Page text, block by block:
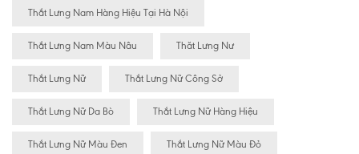
Thắt Lưng Nam Hàng Hiệu Tại Hà Nội
Thắt Lưng Nam Màu Nâu Thăt Lưng Nư
Thắt Lưng Nữ Thắt Lưng Nữ Công Sở
Thắt Lưng Nữ Da Bò Thắt Lưng Nữ Hàng Hiệu
Thắt Lưng Nữ Màu Đen Thắt Lưng Nữ Màu Đỏ